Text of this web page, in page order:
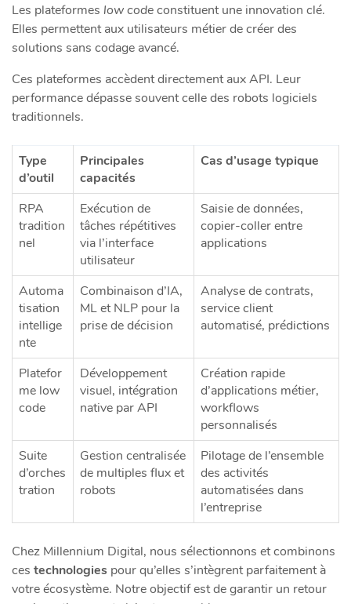
Les plateformes low codeconstituent une innovation clé.
Elles permettent aux utilisateurs métier de créer des
solutions sans codage avancé.
Ces plateformes accèdent directement aux API. Leur
performance dépasse souvent celle des robots logiciels
traditionnels.
Type
d’outil
Principales
capacités
Cas d’usage typique
RPA
tradition
nel
Exécution de
tâches répétitives
via l’interface
utilisateur
Saisie de données,
copier-coller entre
applications
Automa
tisation
intellige
nte
Combinaison d’IA,
ML et NLP pour la
prise de décision
Analyse de contrats,
service client
automatisé, prédictions
Platefor
me low
code
Développement
visuel, intégration
native par API
Création rapide
d’applications métier,
workflows
personnalisés
Suite
d’orches
tration
Gestion centralisée
de multiples flux et
robots
Pilotage de l’ensemble
des activités
automatisées dans
l’entreprise
Chez Millennium Digital, nous sélectionnons et combinons
ces technologies pour qu’elles s’intègrent parfaitement à
votre écosystème. Notre objectif est de garantir un retour